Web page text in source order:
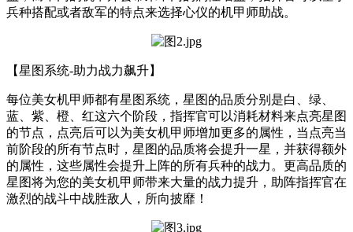
兵种搭配或者敌军的特点来选择心仪的机甲师助战。
【星图系统-助力战力飙升】
每位美女机甲师都有星图系统，星图的品质分别是白、绿、
蓝、紫、橙、红这六个阶段，指挥官可以消耗材料来点亮星图
的节点，点亮后可以为美女机甲师增加更多的属性，当点亮当
前阶段的所有节点时，星图的品质将会提升一星，并获得额外
的属性，这些属性会提升上阵的所有兵种的战力。更高品质的
星图将为您的美女机甲师带来大量的战力提升，助阵指挥官在
激烈的战斗中战胜敌人，所向披靡！